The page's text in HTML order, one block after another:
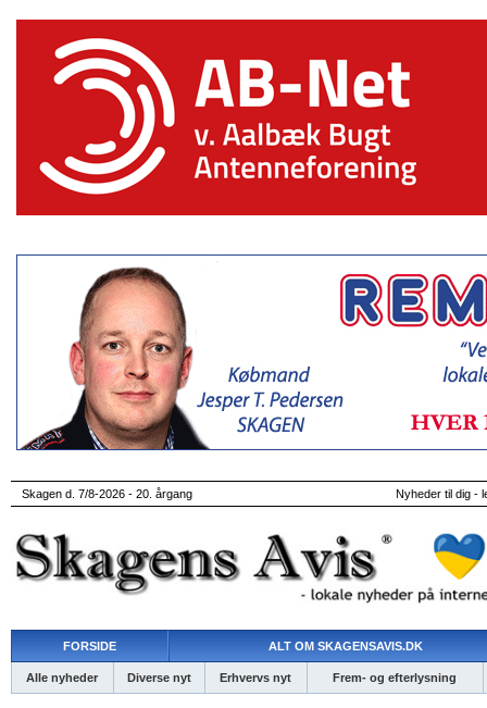
Skagen d. 7/8-2026 - 20. årgang Nyheder til dig -
FORSIDE ALT OM SKAGENSAVIS.DK
Alle nyheder Diverse nyt Erhvervs nyt Frem- og efterlysning